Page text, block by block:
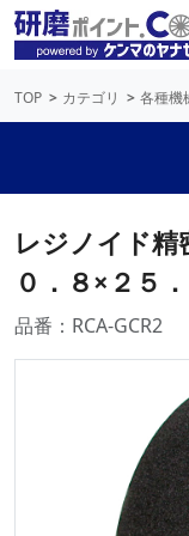
TOP カテゴリ 各種機
レジノイド
０．８×２５
品番：RCA-GCR2